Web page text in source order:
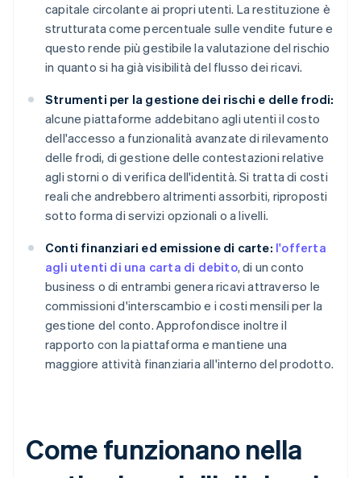
capitale circolante ai propri utenti. La restituzione è
strutturata come percentuale sulle vendite future e
questo rende più gestibile la valutazione del rischio
in quanto si ha già visibilità del flusso dei ricavi.
Strumenti per la gestione dei rischi e delle frodi:
alcune piattaforme addebitano agli utenti il costo
dell'accesso a funzionalità avanzate di rilevamento
delle frodi, di gestione delle contestazioni relative
agli storni o di verifica dell'identità. Si tratta di costi
reali che andrebbero altrimenti assorbiti, riproposti
sotto forma di servizi opzionali o a livelli.
Conti finanziari ed emissione di carte: l'offerta
agli utenti di una carta di debito, di un conto
business o di entrambi genera ricavi attraverso le
commissioni d'interscambio e i costi mensili per la
gestione del conto. Approfondisce inoltre il
rapporto con la piattaforma e mantiene una
maggiore attività finanziaria all'interno del prodotto.
Come funzionano nella